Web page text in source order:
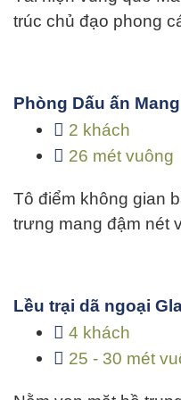
trúc chủ đạo phong
Phòng Dấu ấn
2 khách
26 mét vuông
Tô điểm không gian
trưng mang đậm nét
Lều trại dã ngoại
4 khách
25 - 30 mét